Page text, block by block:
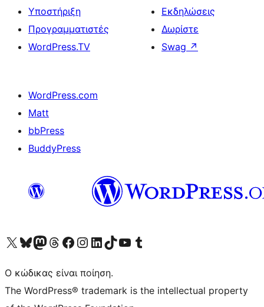
Υποστήριξη
Προγραμματιστές
WordPress.TV
Εκδηλώσεις
Δωρίστε
Swag ↗
WordPress.com
Matt
bbPress
BuddyPress
Visit our X (formerly Twitter) account
Visit our Bluesky account
Επισκεφθείτε τον λογαριασμό μας στο Mastodon
Visit our Threads account
Επισκεφτείτε τη σελίδα μας στο Facebook
Επισκεφθείτε τον λογαριασμό μας Instagram
Επισκεφθείτε τον λογαριασμό μας LinkedIn
Visit our TikTok account
Visit our YouTube channel
Visit our Tumblr account
Ο κώδικας είναι ποίηση.
The WordPress® trademark is the intellectual property